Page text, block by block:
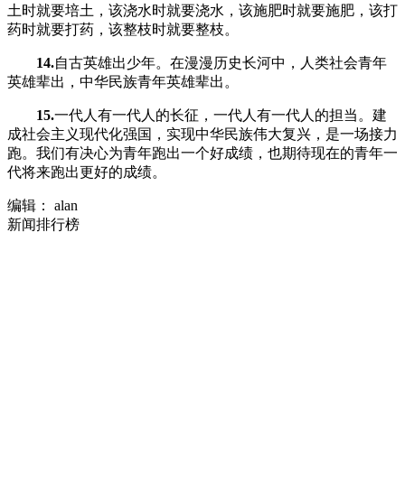
土时就要培土，该浇水时就要浇水，该施肥时就要施肥，该打
药时就要打药，该整枝时就要整枝。
14.自古英雄出少年。在漫漫历史长河中，人类社会青年
英雄辈出，中华民族青年英雄辈出。
15.一代人有一代人的长征，一代人有一代人的担当。建
成社会主义现代化强国，实现中华民族伟大复兴，是一场接力
跑。我们有决心为青年跑出一个好成绩，也期待现在的青年一
代将来跑出更好的成绩。
编辑： alan
新闻排行榜